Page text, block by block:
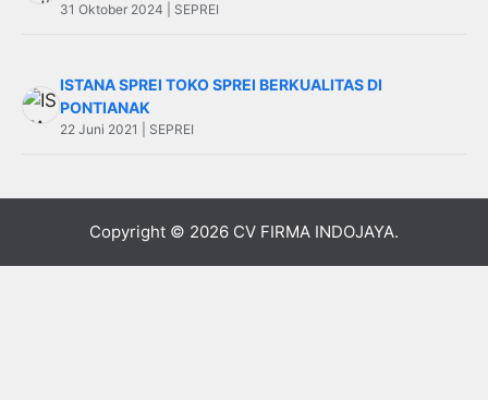
31 Oktober 2024 | SEPREI
ISTANA SPREI TOKO SPREI BERKUALITAS DI
PONTIANAK
22 Juni 2021 | SEPREI
Copyright © 2026 CV FIRMA INDOJAYA.